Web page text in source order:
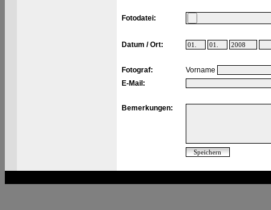
Fotodatei:
Datum / Ort:
Fotograf:
Vorname
E-Mail:
Bemerkungen: